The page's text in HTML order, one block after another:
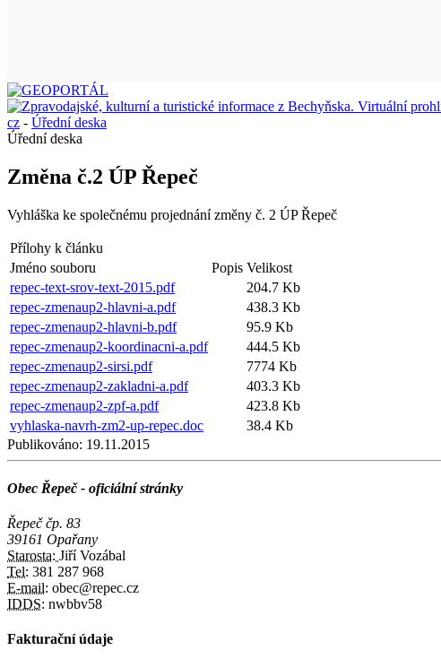
cz - Úřední deska
Úřední deska
Změna č.2 ÚP Řepeč
Vyhláška ke společnému projednání změny č. 2 ÚP Řepeč
Přílohy k článku
Jméno souboru
Popis Velikost
repec-text-srov-text-2015.pdf
204.7 Kb
repec-zmenaup2-hlavni-a.pdf
438.3 Kb
repec-zmenaup2-hlavni-b.pdf
95.9 Kb
repec-zmenaup2-koordinacni-a.pdf
444.5 Kb
repec-zmenaup2-sirsi.pdf
7774 Kb
repec-zmenaup2-zakladni-a.pdf
403.3 Kb
repec-zmenaup2-zpf-a.pdf
423.8 Kb
vyhlaska-navrh-zm2-up-repec.doc
38.4 Kb
Publikováno: 19.11.2015
Obec Řepeč - oficiální stránky
Řepeč čp. 83
39161 Opařany
Starosta: Jiří Vozábal
Tel: 381 287 968
E-mail: obec@repec.cz
IDDS: nwbbv58
Fakturační údaje